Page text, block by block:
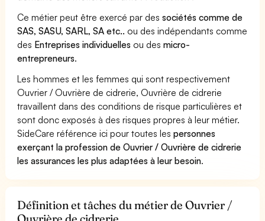
Ce métier peut être exercé par dessociétés comme de
SAS, SASU, SARL, SA etc.. ou des indépendants comme
des Entreprises individuelles ou desmicro-
entrepreneurs.
Les hommes et les femmes qui sont respectivement
Ouvrier / Ouvrière de cidrerie, Ouvrière de cidrerie
travaillent dans des conditions de risque particulières et
sont donc exposés à des risques propres à leur métier.
SideCare référence ici pour toutes lespersonnes
exerçant la profession de Ouvrier / Ouvrière de cidrerie
les assurances les plus adaptées à leur besoin.
Définition et tâches du métier de Ouvrier /